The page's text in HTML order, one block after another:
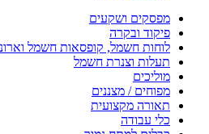
מפסקים ושקעים
פיקוד ובקרה
לוחות חשמל, קופסאות חשמל
תעלות וצנרת חשמל
מוליכים
מפוחים / מצננים
תאורה מקצועית
כלי עבודה